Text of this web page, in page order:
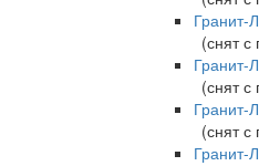
Гранит-
(снят с
Гранит-
(снят с
Гранит-
(снят с
Гранит-